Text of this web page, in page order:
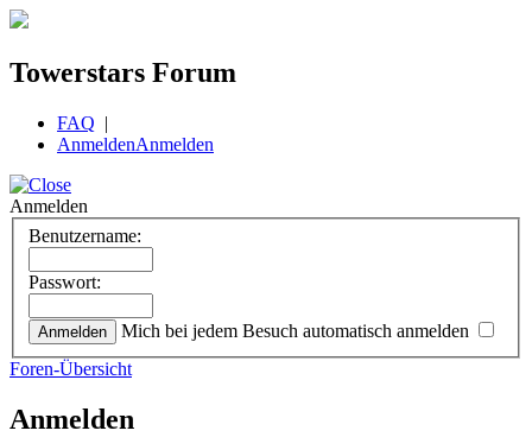
Towerstars Forum
FAQ |
AnmeldenAnmelden
Anmelden
Benutzername:
Passwort:
Mich bei jedem Besuch automatisch anmelden
Foren-Übersicht
Anmelden